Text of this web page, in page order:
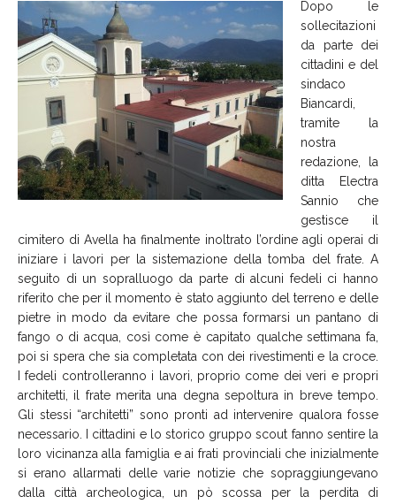
Dopo le
sollecitazioni
da parte dei
cittadini e del
sindaco
Biancardi,
tramite la
nostra
redazione, la
ditta Electra
Sannio che
gestisce il
cimitero di Avella ha finalmente inoltrato l’ordine agli operai di
iniziare i lavori per la sistemazione della tomba del frate. A
seguito di un sopralluogo da parte di alcuni fedeli ci hanno
riferito che per il momento è stato aggiunto del terreno e delle
pietre in modo da evitare che possa formarsi un pantano di
fango o di acqua, così come è capitato qualche settimana fa,
poi si spera che sia completata con dei rivestimenti e la croce.
I fedeli controlleranno i lavori, proprio come dei veri e propri
architetti, il frate merita una degna sepoltura in breve tempo.
Gli stessi “architetti” sono pronti ad intervenire qualora fosse
necessario. I cittadini e lo storico gruppo scout fanno sentire la
loro vicinanza alla famiglia e ai frati provinciali che inizialmente
si erano allarmati delle varie notizie che sopraggiungevano
dalla città archeologica, un pò scossa per la perdita di